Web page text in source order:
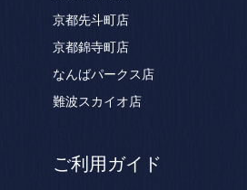
京都先斗町店
京都錦寺町店
なんばパークス店
難波スカイオ店
ご利用ガイド